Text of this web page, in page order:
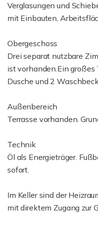
Verglasungen und
mit Einbauten,
Obergeschoss
Drei separat nutzbare
ist vorhanden.Ein
Dusche und 2
Außenbereich
Terrasse vorhanden.
Technik
Öl als Energieträger.
sofort.
Im Keller sind der
mit direktem Zugang zur